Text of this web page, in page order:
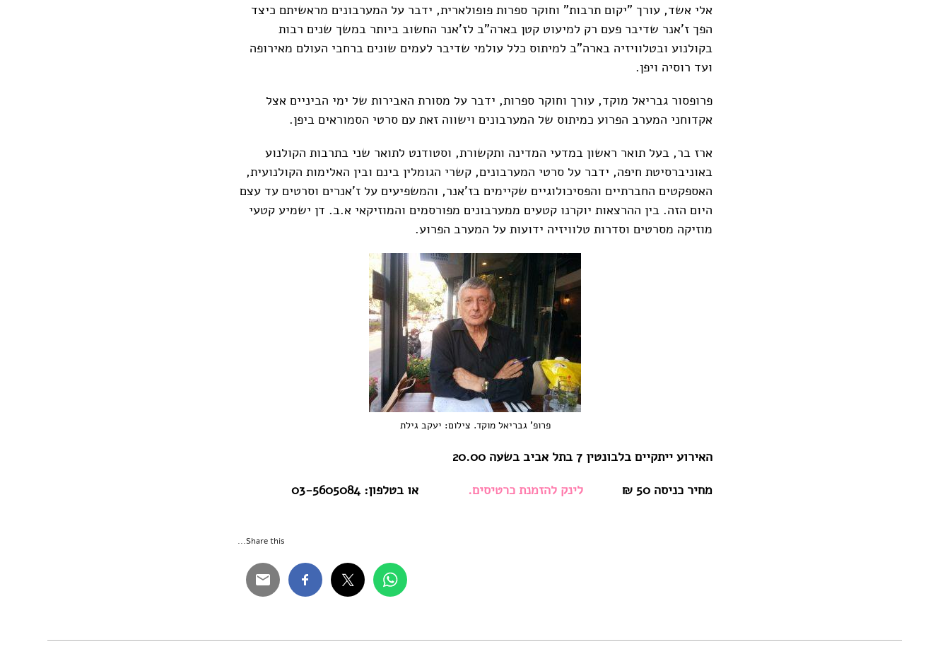
אלי אשד, עורך "יקום תרבות" וחוקר ספרות פופולארית, ידבר על המערבונים מראשיתם כיצד
הפך ז'אנר שדיבר פעם רק למיעוט קטן בארה"ב לז'אנר החשוב ביותר במשך שנים רבות
בקולנוע ובטלוויזיה בארה"ב למיתוס כלל עולמי שדיבר לעמים שונים ברחבי העולם מאירופה
ועד רוסיה ויפן.
פרופסור גבריאל מוקד, עורך וחוקר ספרות, ידבר על מסורת האבירות של ימי הביניים אצל
אקדוחני המערב הפרוע כמיתוס של המערבונים וישווה זאת עם סרטי הסמוראים ביפן.
ארז בר, בעל תואר ראשון במדעי המדינה ותקשורת, וסטודנט לתואר שני בתרבות הקולנוע
באוניברסיטת חיפה, ידבר על סרטי המערבונים, קשרי הגומלין בינם ובין האלימות הקולנועית,
האספקטים החברתיים והפסיכולוגיים שקיימים בז'אנר, והמשפיעים על ז'אנרים וסרטים עד עצם
היום הזה. בין ההרצאות יוקרנו קטעים ממערבונים מפורסמים והמוזיקאי א.ב. דן ישמיע קטעי
מוזיקה מסרטים וסדרות טלוויזיה ידועות על המערב הפרוע.
פרופ' גבריאל מוקד. צילום: יעקב גילת
האירוע ייתקיים בלבונטין 7 בתל אביב בשעה 20.00
מחיר כניסה 50 ₪
לינק להזמנת כרטיסים. או בטלפון: 03-5605084
Share this...